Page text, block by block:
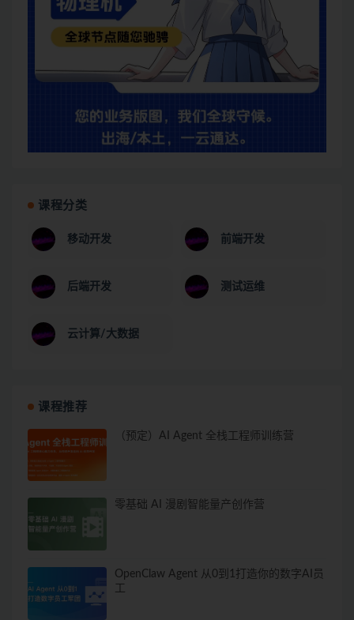
课程分类
移动开发 前端开发
后端开发 测试运维
云计算/大数据
课程推荐
（预定）AI Agent 全栈工程师训练营
零基础 AI 漫剧智能量产创作营
OpenClaw Agent 从0到1打造你的数字AI员